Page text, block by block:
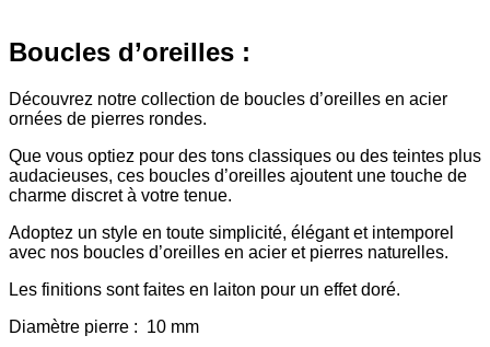
Boucles d’oreilles :
Découvrez notre collection de boucles d’oreilles en acier
ornées de pierres rondes.
Que vous optiez pour des tons classiques ou des teintes plus
audacieuses, ces boucles d’oreilles ajoutent une touche de
charme discret à votre tenue.
Adoptez un style en toute simplicité, élégant et intemporel
avec nos boucles d’oreilles en acier et pierres naturelles.
Les finitions sont faites en laiton pour un effet doré.
Diamètre pierre : 10 mm